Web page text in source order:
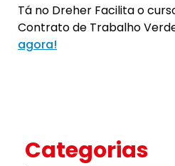
Tá no Dreher Facilita o
Contrato de Trabalho
agora!
Categorias